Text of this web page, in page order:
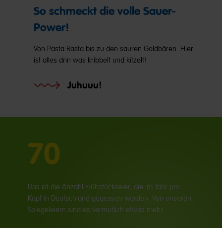
So schmeckt die volle Sauer-
Power!
Von Pasta Basta bis zu den sauren Goldbären. Hier
ist alles drin was kribbelt und kitzelt!
Juhuuu!
70
Das ist die Anzahl Frühstückseier, die im Jahr pro
Kopf in Deutschland gegessen werden. Von unseren
Spiegeleiern sind es vermutlich etwas mehr.